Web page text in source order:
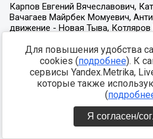
Для повышения удобства
cookies (подробнее). К
сервисы Yandex.Metrika,
которые также
(
Я согласен/